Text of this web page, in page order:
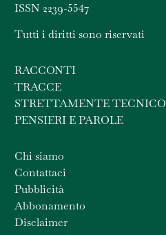
ISSN 2239-5547
Tutti i diritti sono riservati
RACCONTI
TRACCE
STRETTAMENTE TECNICO
PENSIERI E PAROLE
Chi siamo
Contattaci
Pubblicità
Abbonamento
Disclaimer